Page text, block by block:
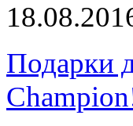
Подарки